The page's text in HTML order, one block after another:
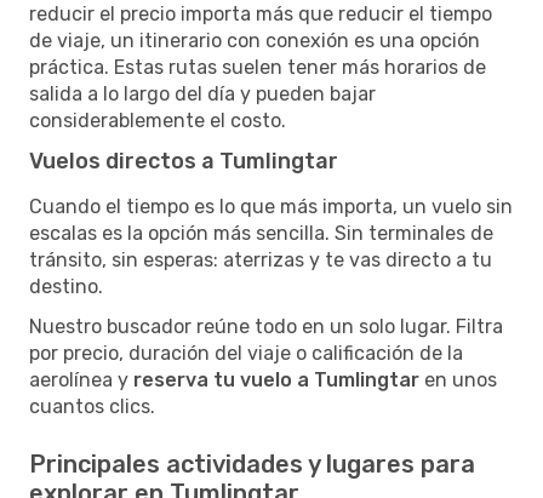
reducir el precio importa más que reducir el tiempo
de viaje, un itinerario con conexión es una opción
práctica. Estas rutas suelen tener más horarios de
salida a lo largo del día y pueden bajar
considerablemente el costo.
Vuelos directos a Tumlingtar
Cuando el tiempo es lo que más importa, un vuelo sin
escalas es la opción más sencilla. Sin terminales de
tránsito, sin esperas: aterrizas y te vas directo a tu
destino.
Nuestro buscador reúne todo en un solo lugar. Filtra
por precio, duración del viaje o calificación de la
aerolínea y reserva tu vuelo a Tumlingtar en unos
cuantos clics.
Principales actividades y lugares para